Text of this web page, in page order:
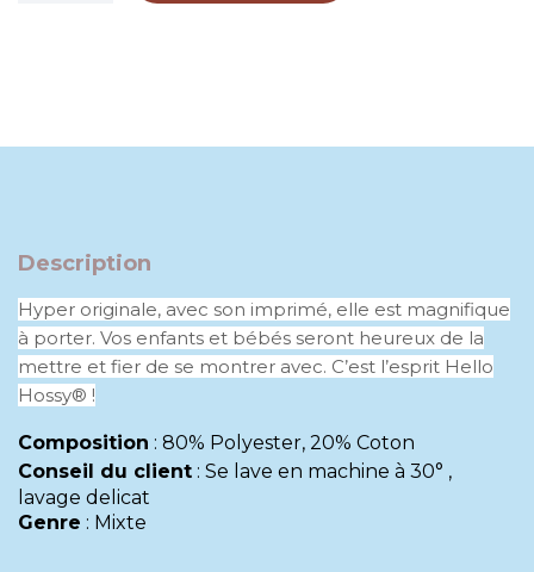
Description
Hyper originale, avec son imprimé, elle est magnifique
à porter. Vos enfants et bébés seront heureux de la
mettre et fier de se montrer avec. C’est l’esprit Hello
Hossy® !
Composition : 80% Polyester, 20% Coton
Conseil du client : Se lave en machine à 30° ,
lavage delicat
Genre : Mixte